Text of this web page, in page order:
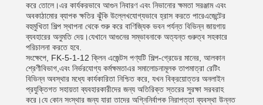
করে তোলে।এর কার্যকরভাবে আগুন নিবারণ এবং নিভানোর ক্ষমতা সরঞ্জাম এবং
অবকাঠামোর ব্যাপক ক্ষতির ঝুঁকি উল্লেখযোগ্যভাবে হ্রাস করতে পারেএজেন্টের
বহুমুখিতা শিল্প স্থাপনা থেকে শুরু করে বাণিজ্যিক ভবন পর্যন্ত বিভিন্ন জায়গায়
ব্যবহারের অনুমতি দেয়।যেখানে আগুনের সম্ভাবনাকে অত্যন্ত গুরুত্ব সহকারে
পরিচালনা করতে হবে.
সংক্ষেপে, FK-5-1-12 ক্লিন এজেন্টস পণ্যটি শিল্প-গ্রেডের মানের, আলকান
শ্রেণীবিভাগ,এবং নির্ভরযোগ্য কর্মক্ষমতাএর সমালোচনামূলক তাপমাত্রা রেটিং
বিভিন্ন অবস্থার মধ্যে কার্যকারিতা নিশ্চিত করে, যখন বিক্রয়োত্তর অনলাইন
প্রযুক্তিগত সহায়তা ব্যবহারকারীদের জন্য অতিরিক্ত স্তরের সুরক্ষা সরবরাহ
করে।যে কোন সংস্থার জন্য যারা তাদের অগ্নিনির্বাপক নিরাপত্তা ব্যবস্থা উন্নত